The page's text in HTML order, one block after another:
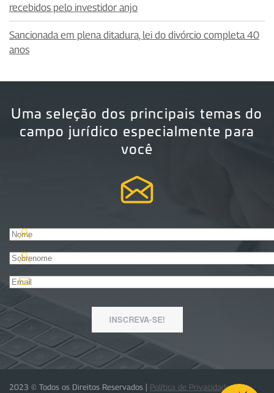
recebidos pelo investidor anjo
Sancionada em plena ditadura, lei do divórcio completa 40
anos
Uma seleção dos principais temas do
campo jurídico especialmente para
você
INSCREVA-SE!
2023 © Todos os Direitos Reservados | Política de Privacidade